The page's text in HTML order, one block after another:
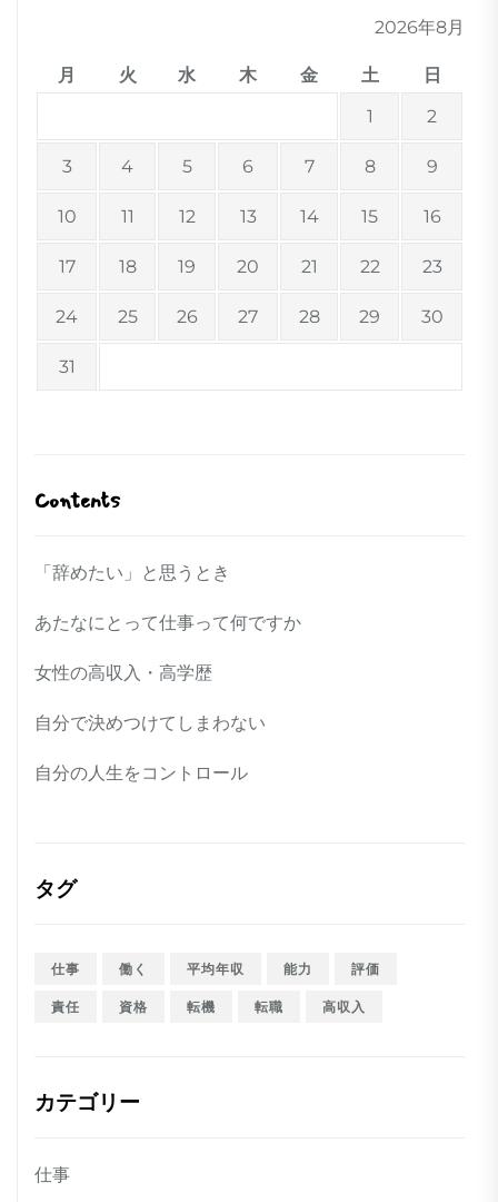
2026年8月
月 火 水 木 金 土
日
1
2
3 4 5 6 7 8 9
10 11 12 13 14 15 16
17 18 19 20 21 22 23
24 25 26 27 28 29 30
31
Contents
「辞めたい」と思うとき
あたなにとって仕事って何ですか
女性の高収入・高学歴
自分で決めつけてしまわない
自分の人生をコントロール
タグ
仕事 働く 平均年収 能力 評価
責任 資格 転機 転職 高収入
カテゴリー
仕事